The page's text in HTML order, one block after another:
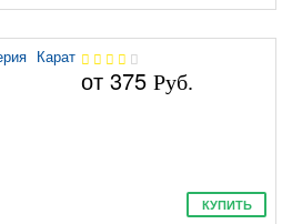
от375 Руб.
КУПИТЬ